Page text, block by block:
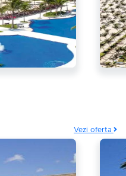
Vezi oferta